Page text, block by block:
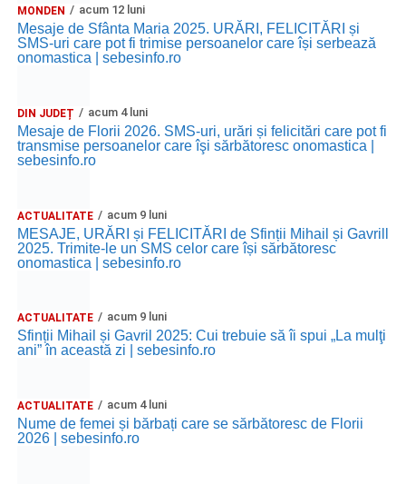
MONDEN acum 12 luni
Mesaje de Sfânta Maria 2025. URĂRI, FELICITĂRI și
SMS-uri care pot fi trimise persoanelor care își serbează
onomastica | sebesinfo.ro
DIN JUDEȚ acum 4 luni
Mesaje de Florii 2026. SMS-uri, urări și felicitări care pot fi
transmise persoanelor care îşi sărbătoresc onomastica |
sebesinfo.ro
ACTUALITATE acum 9 luni
MESAJE, URĂRI și FELICITĂRI de Sfinții Mihail și Gavrill
2025. Trimite-le un SMS celor care își sărbătoresc
onomastica | sebesinfo.ro
ACTUALITATE acum 9 luni
Sfinții Mihail și Gavril 2025: Cui trebuie să îi spui „La mulţi
ani” în această zi | sebesinfo.ro
ACTUALITATE acum 4 luni
Nume de femei și bărbați care se sărbătoresc de Florii
2026 | sebesinfo.ro